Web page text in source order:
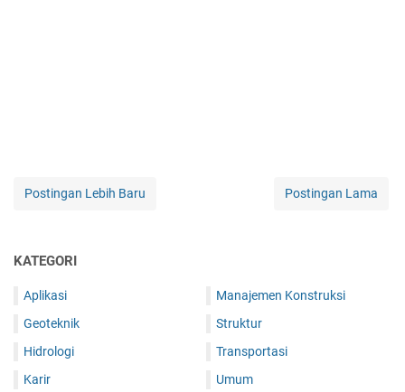
Postingan Lebih Baru Postingan Lama
KATEGORI
Aplikasi
Geoteknik
Hidrologi
Karir
Manajemen Konstruksi
Struktur
Transportasi
Umum